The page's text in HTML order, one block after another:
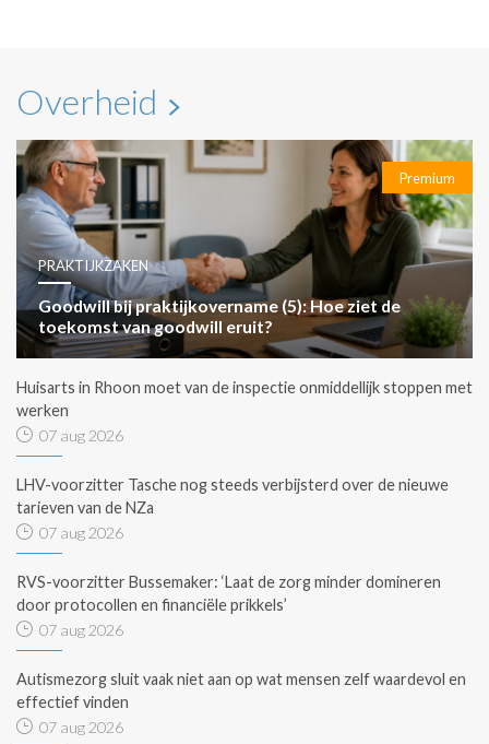
Overheid
Premium
PRAKTIJKZAKEN
Goodwill bij praktijkovername (5): Hoe ziet de
toekomst van goodwill eruit?
Huisarts in Rhoon moet van de inspectie onmiddellijk stoppen met
werken
07 aug 2026
LHV-voorzitter Tasche nog steeds verbijsterd over de nieuwe
tarieven van de NZa
07 aug 2026
RVS-voorzitter Bussemaker: ‘Laat de zorg minder domineren
door protocollen en financiële prikkels’
07 aug 2026
Autismezorg sluit vaak niet aan op wat mensen zelf waardevol en
effectief vinden
07 aug 2026